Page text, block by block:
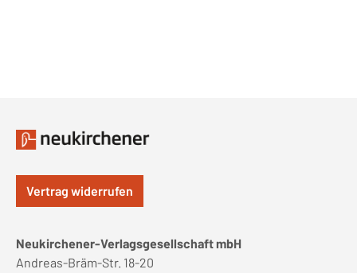
Vertrag widerrufen
Neukirchener-Verlagsgesellschaft mbH
Andreas-Bräm-Str. 18-20